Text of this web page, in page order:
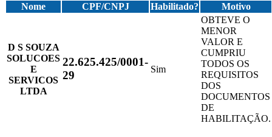
Nome
CPF/CNPJ Habilitado? Motivo
D S SOUZA
SOLUCOES
E
SERVICOS
LTDA
22.625.425/0001-
29
Sim
OBTEVE O
MENOR
VALOR E
CUMPRIU
TODOS OS
REQUISITOS
DOS
DOCUMENTOS
DE
HABILITAÇÃO.